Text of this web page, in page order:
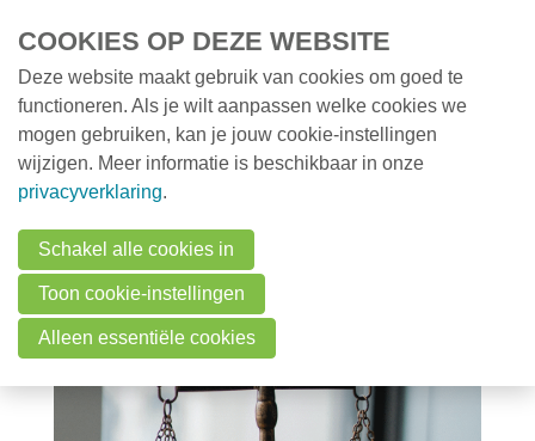
MENU
Van minnelijke
schikking naar
herstelschikking
Milieunieuws
Milieunieuws
Over VMx
Zoek een professional
FAQ
Vacatures
COOKIES OP DEZE WEBSITE
Deze website maakt gebruik van cookies om goed te
functioneren. Als je wilt aanpassen welke cookies we
mogen gebruiken, kan je jouw cookie-instellingen
wijzigen. Meer informatie is beschikbaar in onze
privacyverklaring.
Schakel alle cookies in
Toon cookie-instellingen
Alleen essentiële cookies